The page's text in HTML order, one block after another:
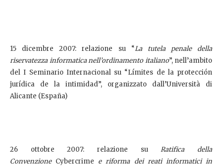
15 dicembre 2007: relazione su “La tutela penale della
riservatezza informatica nell’ordinamento italiano”, nell’ambito
del I Seminario Internacional su “Límites de la protección
jurídica de la intimidad”, organizzato dall’Università di
Alicante (España)
26 ottobre 2007: relazione suRatifica della
Convenzione Cybercrime e riforma dei reati informatici in